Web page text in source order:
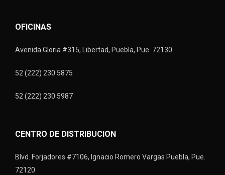
OFICINAS
Avenida Gloria #315, Libertad, Puebla, Pue. 72130
52 (222) 230 5875
52 (222) 230 5987
CENTRO DE DISTRIBUCION
Blvd. Forjadores #7106, Ignacio Romero Vargas Puebla, Pue.
72120